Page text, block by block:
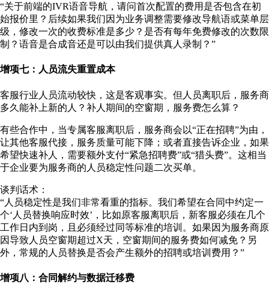
“关于前端的IVR语音导航，请问首次配置的费用是否包含在初
始报价里？后续如果我们因为业务调整需要修改导航语或菜单层
级，修改一次的收费标准是多少？是否有每年免费修改的次数限
制？语音是合成音还是可以由我们提供真人录制？”
增项七：人员流失重置成本
客服行业人员流动较快，这是客观事实。但人员离职后，服务商
多久能补上新的人？补人期间的空窗期，服务费怎么算？
有些合作中，当专属客服离职后，服务商会以“正在招聘”为由，
让其他客服代接，服务质量可能下降；或者直接告诉企业，如果
希望快速补人，需要额外支付“紧急招聘费”或“猎头费”。这相当
于企业要为服务商的人员稳定性问题二次买单。
谈判话术：
“人员稳定性是我们非常看重的指标。我们希望在合同中约定一
个‘人员替换响应时效’，比如原客服离职后，新客服必须在几个
工作日内到岗，且必须经过同等标准的培训。如果因为服务商原
因导致人员空窗期超过X天，空窗期间的服务费如何减免？另
外，常规的人员替换是否会产生额外的招聘或培训费用？”
增项八：合同解约与数据迁移费